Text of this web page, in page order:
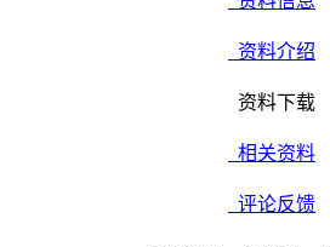
资料介绍
资料下载
相关资料
评论反馈